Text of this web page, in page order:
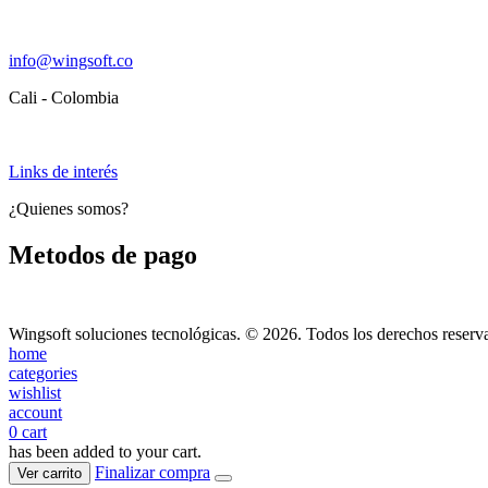
info@wingsoft.co
Cali - Colombia
Links de interés
¿Quienes somos?
Metodos de pago
Wingsoft soluciones tecnológicas. © 2026. Todos los derechos
home
categories
wishlist
account
0 cart
has been added to your cart.
Ver carrito Finalizar compra